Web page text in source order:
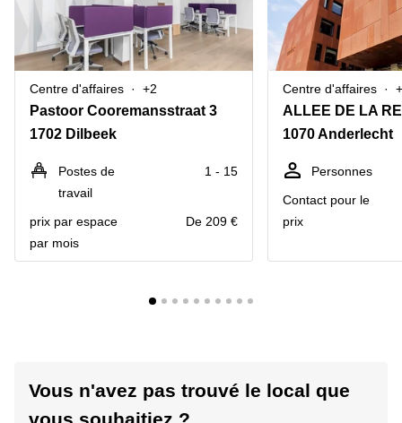
Centre d'affaires +2
Pastoor Cooremansstraat 3
1702 Dilbeek
Postes de
travail
1 - 15
prix par espace
par mois
De 209 €
Centre d'affaires
1070 Anderlecht
Personnes
Contact pour le
prix
Vous n'avez pas trouvé le local que